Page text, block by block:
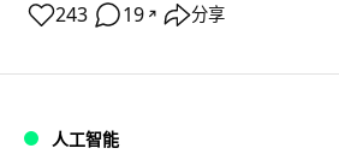
243 19 ↗ 分享
人工智能